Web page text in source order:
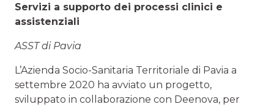
Servizi a supporto dei processi clinici e
assistenziali
ASST di Pavia
L’Azienda Socio-Sanitaria Territoriale di Pavia a
settembre 2020 ha avviato un progetto,
sviluppato in collaborazione con Deenova, per